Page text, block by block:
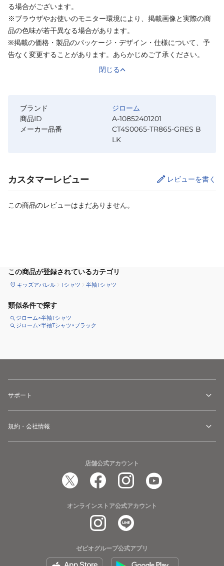
る場合がございます。
※ブラウザやお使いのモニター環境により、掲載画像と実際の商
品の色味が若干異なる場合があります。
※掲載の価格・製品のパッケージ・デザイン・仕様について、予
告なく変更することがあります。あらかじめご了承ください。
閉じる
ブランド
ジローム
商品ID
A-10852401201
メーカー品番
CT4S0065-TR865-GRES B
LK
カスタマーレビュー レビューを書く
この商品のレビューはまだありません。
この商品が登録されているカテゴリ
キッズアパレル Tシャツ 半袖Tシャツ
類似条件で探す
ジローム×半袖Tシャツ
ジローム×半袖Tシャツ×ブラック
サポート
規約・会社情報
店舗公式アカウント
オンラインストア公式アカウント
ゼビオグループ公式アプリ